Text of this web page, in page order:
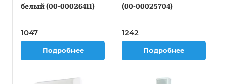
белый (00-00026411)
1047
Подробнее
(00-00025704)
1242
Подробнее